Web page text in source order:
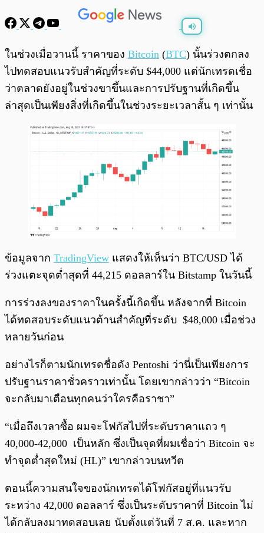
พร้อมเล่น 0:00
ในช่วงเมื่อวานนี้ ราคาของ Bitcoin (BTC) นั้นร่วงตกลง
ไปทดสอบแนวรับสำคัญที่ระดับ $44,000 แต่นักเทรดเชื่อ
ว่าตลาดยังอยู่ในช่วงขาขึ้นและการปรับฐานที่เกิดขึ้น
ล่าสุดเป็นเพียงสิ่งที่เกิดขึ้นในช่วงระยะเวลาสั้น ๆ เท่านั้น
ข้อมูลจาก TradingView แสดงให้เห็นว่า BTC/USD ได้
ร่วงแตะจุดต่ำสุดที่ 44,215 ดอลลาร์ใน Bitstamp ในวันนี้
การร่วงลงของราคาในครั้งนี้เกิดขึ้น หลังจากที่ Bitcoin
ได้ทดสอบระดับแนวต้านสำคัญที่ระดับ $48,000 เมื่อช่วง
หลายวันก่อน
อย่างไรก็ตามนักเทรดชื่อดัง Pentoshi ว่านี่เป็นเพียงการ
ปรับฐานราคาชั่วคราวเท่านั้น โดยเขากล่าวว่า “Bitcoin
จะกลับมาเตือนทุกคนว่าใครคือราชา”
“เมื่อถึงเวลาซื้อ ผมจะโฟกัสไปที่ระดับราคาแถว ๆ
40,000-42,000 เป็นหลัก ซึ่งเป็นจุดที่ผมเชื่อว่า Bitcoin จะ
ทำจุดต่ำสุดใหม่ (HL)” เขากล่าวบนทวีต
ตอนนี้ความสนใจของนักเทรดได้โฟกัสอยู่ที่แนวรับ
ระหว่าง 42,000 ดอลลาร์ ซึ่งเป็นระดับราคาที่ Bitcoin ไม่
ได้กลับลงมาทดสอบเลย นับตั้งแต่วันที่ 7 ส.ค. และหาก